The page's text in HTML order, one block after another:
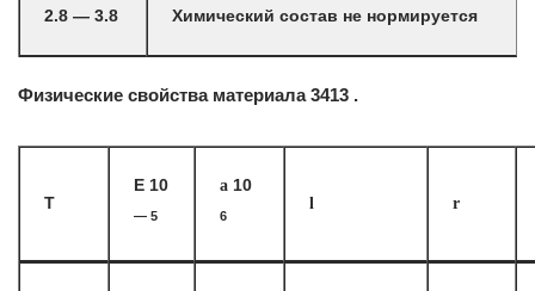
2.8 — 3.8 Химический состав не нормируется
Физические свойства материала 3413 .
T
E 10
— 5
a 10
6
l r